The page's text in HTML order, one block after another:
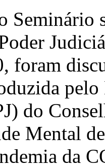
Seminário
foram
do
Mental
da